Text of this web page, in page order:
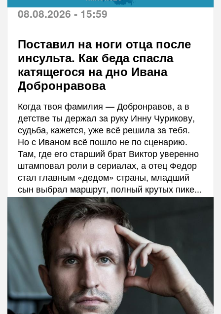
08.08.2026 - 15:59
Поставил на ноги отца после
инсульта. Как беда спасла
катящегося на дно Ивана
Добронравова
Когда твоя фамилия — Добронравов, а в
детстве ты держал за руку Инну Чурикову,
судьба, кажется, уже всё решила за тебя.
Но с Иваном всё пошло не по сценарию.
Там, где его старший брат Виктор уверенно
штамповал роли в сериалах, а отец Федор
стал главным «дедом» страны, младший
сын выбрал маршрут, полный крутых пике...